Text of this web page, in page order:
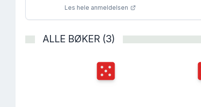
Les hele anmeldelsen
ALLE BØKER (3)
Terningkast